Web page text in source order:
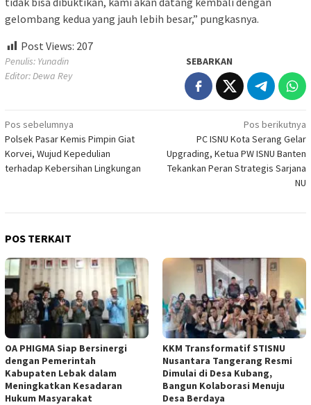
gelombang kedua yang jauh lebih besar,” pungkasnya.
Post Views: 207
Penulis: Yunadin
Editor: Dewa Rey
SEBARKAN
Navigasi
pos
Pos sebelumnya
Polsek Pasar Kemis Pimpin Giat
Korvei, Wujud Kepedulian
terhadap Kebersihan Lingkungan
Pos berikutnya
PC ISNU Kota Serang Gelar
Upgrading, Ketua PW ISNU Banten
Tekankan Peran Strategis Sarjana
NU
POS TERKAIT
OA PHIGMA Siap Bersinergi
dengan Pemerintah
Kabupaten Lebak dalam
Meningkatkan Kesadaran
Hukum Masyarakat
KKM Transformatif STISNU
Nusantara Tangerang Resmi
Dimulai di Desa Kubang,
Bangun Kolaborasi Menuju
Desa Berdaya